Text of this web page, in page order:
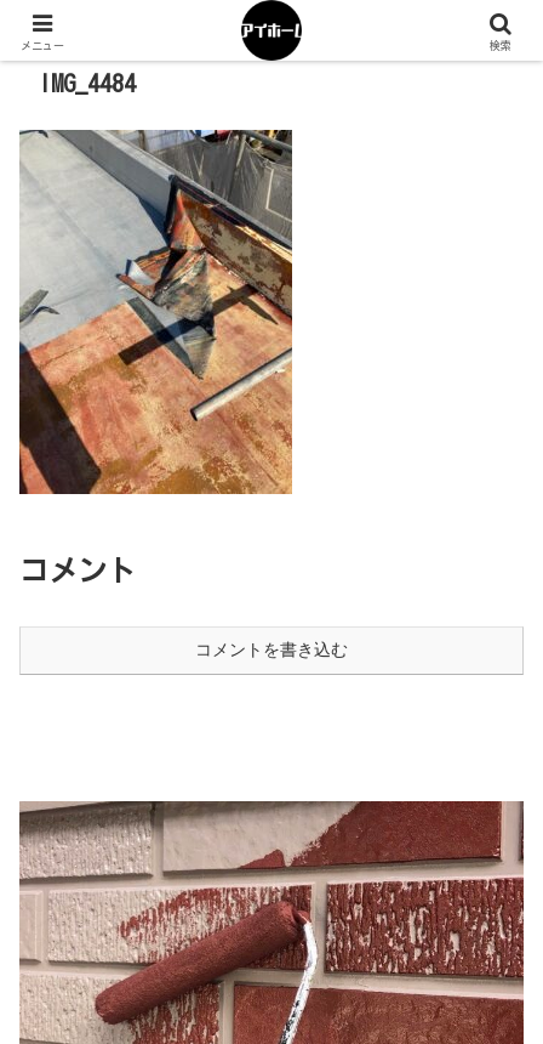
IMG_4484
コメント
コメントを書き込む
メニュー 検索